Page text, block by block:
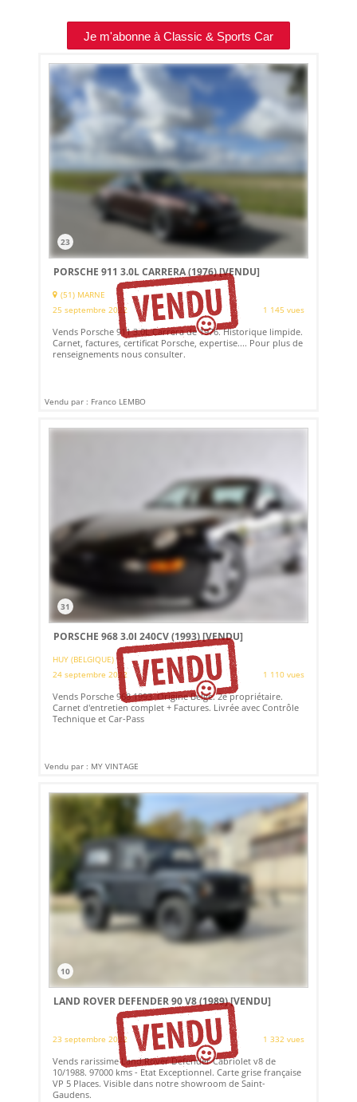
Je m'abonne à Classic & Sports Car
23
PORSCHE 911 3.0L CARRERA (1976)[VENDU]
(51) MARNE
25 septembre 2022
1 145 vues
Vends Porsche 911 3.0L Carrera de 1976. Historique limpide.
Carnet, factures, certificat Porsche, expertise.... Pour plus de
renseignements nous consulter.
Vendu par : Franco LEMBO
31
PORSCHE 968 3.0I 240CV (1993)[VENDU]
HUY (BELGIQUE)
24 septembre 2022
1 110 vues
Vends Porsche 968 1993. Origine Belge. 2e propriétaire.
Carnet d'entretien complet + Factures. Livrée avec Contrôle
Technique et Car-Pass
Vendu par : MY VINTAGE
10
LAND ROVER DEFENDER 90 V8 (1989)[VENDU]
23 septembre 2022 1 332 vues
Vends rarissime Land Rover Defender Cabriolet v8 de
10/1988. 97000 kms - Etat Exceptionnel. Carte grise française
VP 5 Places. Visible dans notre showroom de Saint-
Gaudens.